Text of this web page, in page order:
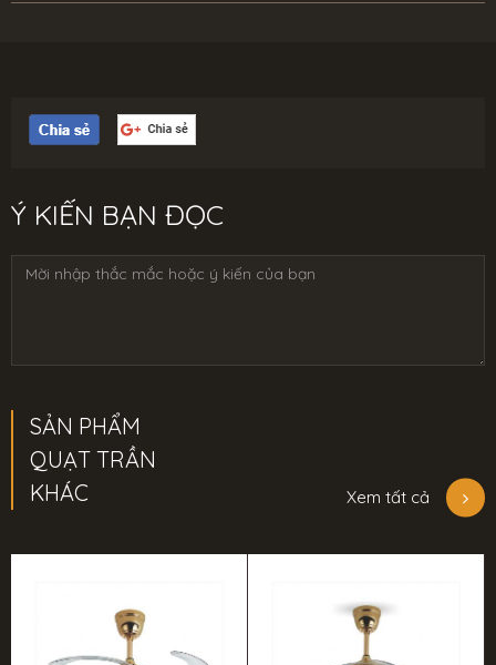
Ý KIẾN BẠN ĐỌC
SẢN PHẨM
QUẠT TRẦN
KHÁC
Xem tất cả